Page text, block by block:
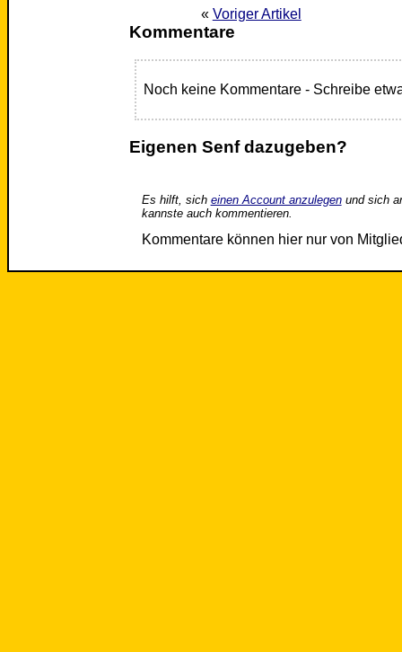
« Voriger Artikel
Kommentare
Noch keine Kommentare - Schreibe
Eigenen Senf dazugeben?
Es hilft, sich einen Account anzulegenund sich
kannste auch kommentieren.
Kommentare können hier nur von